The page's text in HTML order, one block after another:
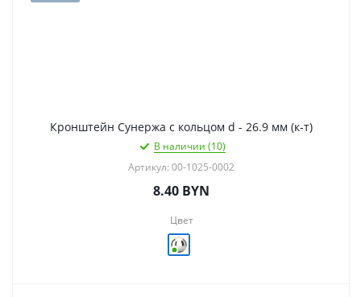
Кронштейн Сунержа с кольцом d - 26.9 мм (к-т)
В наличии (10)
Артикул: 00-1025-0002
8.40 BYN
Цвет